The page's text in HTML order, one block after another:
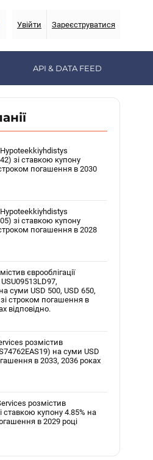
Увійти Зареєструватися
API & DATA FEED
зі ставкою купону
погашення в 2030
зі ставкою купону
погашення в 2028
єврооблігації
суми USD 500, USD 650,
строком погашення в
відповідно.
розмістив
на суми USD
в 2033, 2036 роках
розмістив
ставкою купону 4.85% на
в 2029 році